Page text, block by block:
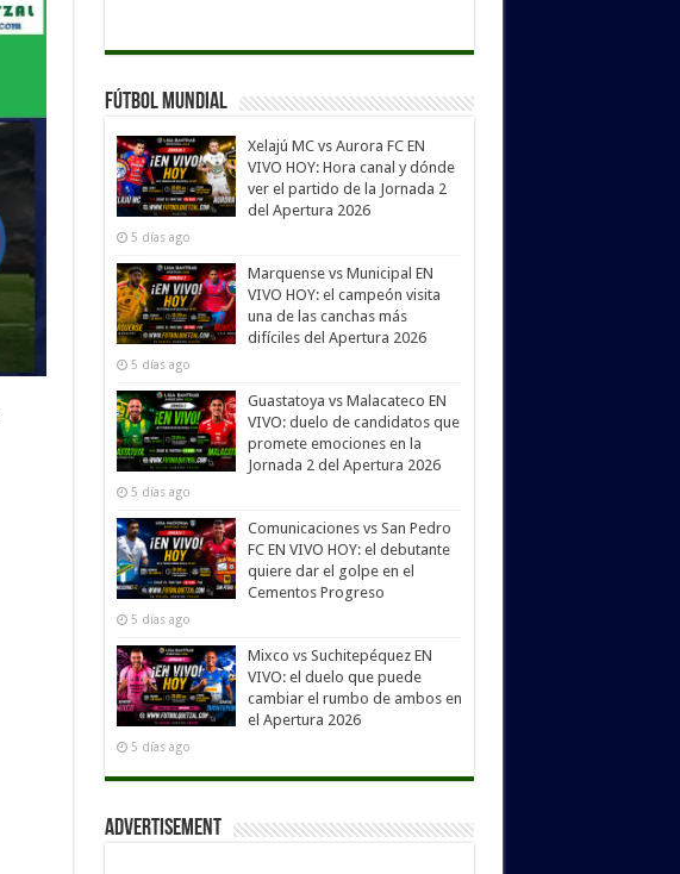
Fútbol Mundial
Xelajú MC vs Aurora FC EN
VIVO HOY: Hora canal y dónde
ver el partido de la Jornada 2
del Apertura 2026
5 días ago
Marquense vs Municipal EN
VIVO HOY: el campeón visita
una de las canchas más
difíciles del Apertura 2026
5 días ago
Guastatoya vs Malacateco EN
VIVO: duelo de candidatos que
promete emociones en la
Jornada 2 del Apertura 2026
5 días ago
Comunicaciones vs San Pedro
FC EN VIVO HOY: el debutante
quiere dar el golpe en el
Cementos Progreso
5 días ago
Mixco vs Suchitepéquez EN
VIVO: el duelo que puede
cambiar el rumbo de ambos en
el Apertura 2026
5 días ago
Advertisement